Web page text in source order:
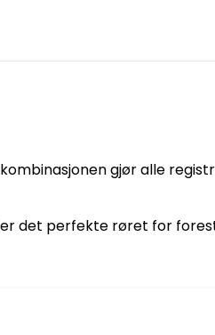
gjør alle
det perfekte røret for